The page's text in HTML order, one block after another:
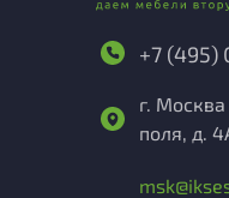
+7 (495)
г.
поля, д.